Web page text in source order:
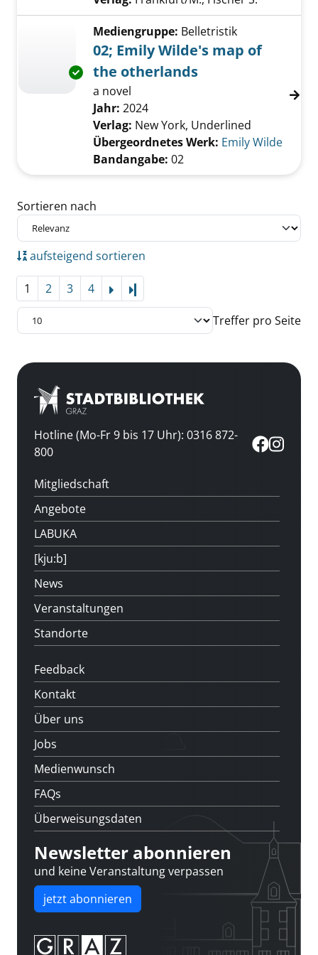
Exemplar-Details von 02; Emily Wilde's map
Mediengruppe: Belletristik
02; Emily Wilde's map of
the otherlands
a novel
Suche nach diesem Verfasser
Jahr: 2024
Verlag: New York, Underlined
Übergeordnetes Werk: Emily Wilde
Bandangabe: 02
Zu den Suchfiltern springen
Sortieren nach
aufsteigend sortieren
1 2 3 4
Treffer pro Seite
Hotline (Mo-Fr 9 bis 17 Uhr): 0316 872-
800
Mitgliedschaft
Angebote
LABUKA
[kju:b]
News
Veranstaltungen
Standorte
Feedback
Kontakt
Über uns
Jobs
Medienwunsch
FAQs
Überweisungsdaten
Newsletter abonnieren
und keine Veranstaltung verpassen
jetzt abonnieren